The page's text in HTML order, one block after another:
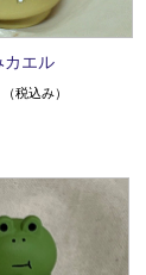
エル
（税込み）